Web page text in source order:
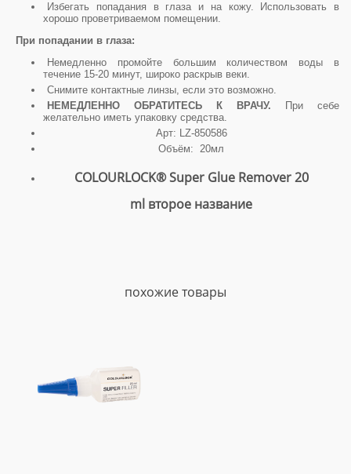
Избегать попадания в глаза и на кожу. Использовать в
хорошо проветриваемом помещении.
При попадании в глаза:
Немедленно промойте большим количеством воды в
течение 15-20 минут, широко раскрыв веки.
Снимите контактные линзы, если это возможно.
НЕМЕДЛЕННО ОБРАТИТЕСЬ К ВРАЧУ. При себе
желательно иметь упаковку средства.
Арт: LZ-850586
Объём: 20мл
COLOURLOCK® Super Glue Remover 20
ml второе название
похожие товары